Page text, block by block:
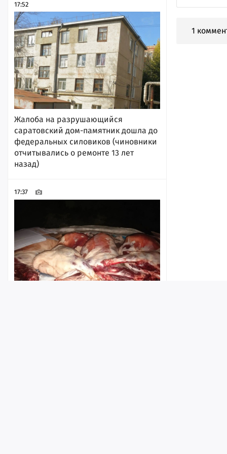
17:52
Жалоба на разрушающийся
саратовский дом-памятник дошла до
федеральных силовиков (чиновники
отчитывались о ремонте 13 лет
назад)
17:37
1